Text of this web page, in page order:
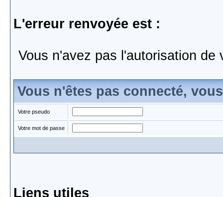
L'erreur renvoyée est :
Vous n'avez pas l'autorisation de
Vous n'êtes pas connecté,
Votre pseudo
Votre mot de passe
Liens utiles